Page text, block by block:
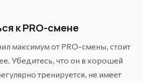
к PRO-смене
максимум от PRO-смены, стоит
Убедитесь, что он в хорошей
тренируется, не имеет